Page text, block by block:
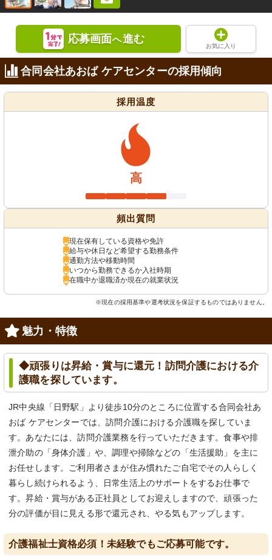
応募画面へ進む
お気に入り
合同会社あおば ケアセンターの採用傾向
採用温度
高
頻出質問
現在保有している資格や免許
給与や休日など希望する勤務条件
通勤方法や移動時間
いつから勤務できるか入社時期
在職中か退職済か現在の就業状況
※現在の採用基準や選考状況を保証するものではありません。
魅力・特徴
◆頑張りは昇給・賞与に還元！訪問介護における介
護職を探しています。
JR中央線「日野駅」より徒歩10分のところに位置する合同会社あ
おば ケアセンターでは、訪問介護における介護職を探していま
す。あなたには、訪問介護業務を行っていただきます。食事や排
泄介助の「身体介護」や、調理や掃除などの「生活援助」を主に
お任せします。ご利用者さまが住み慣れたご自宅でその人らしく
暮らし続けられるよう、日常生活上のサポートをするお仕事で
す。昇給・賞与がある正社員としてお迎えしますので、頑張った
分の評価が目に見える形で還元され、やる気もアップします。
介護福祉士資格必須！未経験でもご応募可能です。